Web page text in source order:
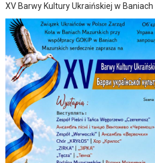
XV Barwy Kultury Ukraińskiej w